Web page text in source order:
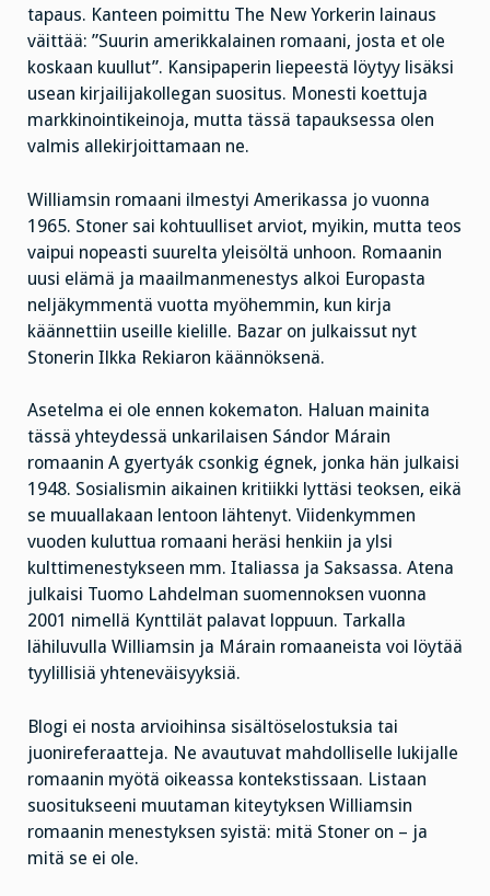
tapaus. Kanteen poimittu The New Yorkerin lainaus
väittää: ”Suurin amerikkalainen romaani, josta et ole
koskaan kuullut”. Kansipaperin liepeestä löytyy lisäksi
usean kirjailijakollegan suositus. Monesti koettuja
markkinointikeinoja, mutta tässä tapauksessa olen
valmis allekirjoittamaan ne.
Williamsin romaani ilmestyi Amerikassa jo vuonna
1965. Stoner sai kohtuulliset arviot, myikin, mutta teos
vaipui nopeasti suurelta yleisöltä unhoon. Romaanin
uusi elämä ja maailmanmenestys alkoi Europasta
neljäkymmentä vuotta myöhemmin, kun kirja
käännettiin useille kielille. Bazar on julkaissut nyt
Stonerin Ilkka Rekiaron käännöksenä.
Asetelma ei ole ennen kokematon. Haluan mainita
tässä yhteydessä unkarilaisen Sándor Márain
romaanin A gyertyák csonkig égnek, jonka hän julkaisi
1948. Sosialismin aikainen kritiikki lyttäsi teoksen, eikä
se muuallakaan lentoon lähtenyt. Viidenkymmen
vuoden kuluttua romaani heräsi henkiin ja ylsi
kulttimenestykseen mm. Italiassa ja Saksassa. Atena
julkaisi Tuomo Lahdelman suomennoksen vuonna
2001 nimellä Kynttilät palavat loppuun. Tarkalla
lähiluvulla Williamsin ja Márain romaaneista voi löytää
tyylillisiä yhteneväisyyksiä.
Blogi ei nosta arvioihinsa sisältöselostuksia tai
juonireferaatteja. Ne avautuvat mahdolliselle lukijalle
romaanin myötä oikeassa kontekstissaan. Listaan
suositukseeni muutaman kiteytyksen Williamsin
romaanin menestyksen syistä: mitä Stoner on – ja
mitä se ei ole.